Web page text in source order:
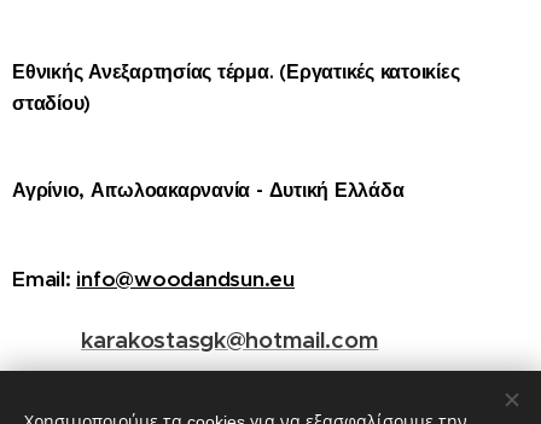
Εθνικής Ανεξαρτησίας τέρμα. (Εργατικές κατοικίες
σταδίου)
Αγρίνιο, Αιτωλοακαρνανία - Δυτική Ελλάδα
Email: info@woodandsun.eu
karakostasgk@hotmail.com